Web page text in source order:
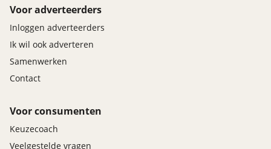
Voor adverteerders
Inloggen adverteerders
Ik wil ook adverteren
Samenwerken
Contact
Voor consumenten
Keuzecoach
Veelgestelde vragen